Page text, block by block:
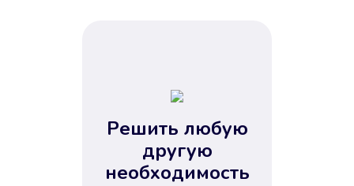
Решить любую
другую
необходимость